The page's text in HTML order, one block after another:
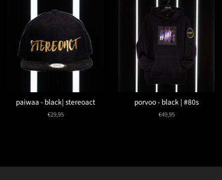
paiwaa - black| stereoact
Normaler
€29,95
porvoo - black | #80s
Normaler
€49,95